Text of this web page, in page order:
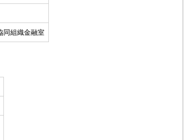
同組織金融室